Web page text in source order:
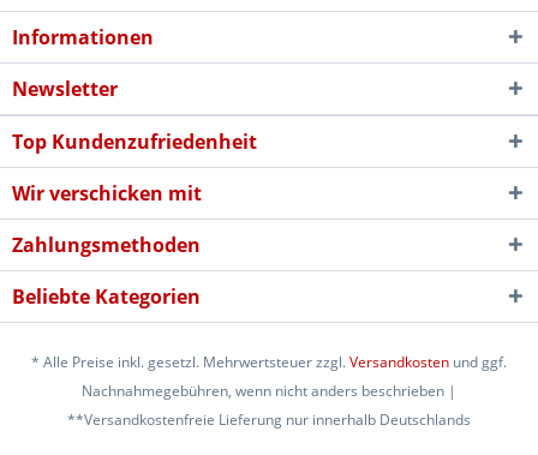
Informationen
Newsletter
Top Kundenzufriedenheit
Wir verschicken mit
Zahlungsmethoden
Beliebte Kategorien
* Alle Preise inkl. gesetzl. Mehrwertsteuer zzgl.Versandkosten und ggf.
Nachnahmegebühren, wenn nicht anders beschrieben |
**Versandkostenfreie Lieferung nur innerhalb Deutschlands